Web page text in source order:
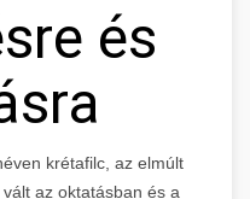
és
krétafilc, az elmúlt
az oktatásban és a